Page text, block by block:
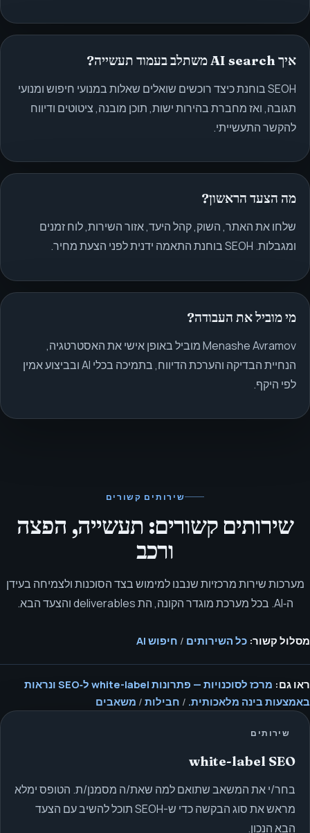
איך AI search משתלב בעמוד תעשייה?
SEOH בוחנת כיצד רוכשים שואלים שאלות במנועי חיפוש ומנועי
תגובה, ואז מחברת בהירות ישות, תוכן מובנה, ציטוטים ודיווח
להקשר התעשייתי.
מה הצעד הראשון?
שלחו את האתר, השוק, קהל היעד, אזור השירות, לוח זמנים
ומגבלות. SEOH בוחנת התאמה ידנית לפני הצעת מחיר.
מי מוביל את העבודה?
Menashe Avramov מוביל באופן אישי את האסטרטגיה,
הנחיית הבדיקה והערכת הדיווח, בתמיכה בכלי AI ובביצוע אמין
לפי היקף.
שירותים קשורים
שירותים קשורים: תעשייה, הפצה
ורכב
מערכות שירות מרכזיות שנבנו למימוש בצד הסוכנות ולצמיחה בעידן
ה‑AI. בכל מערכת מוגדר הקונה, הת deliverables והצעד הבא.
מסלול קשור: כל השירותים / חיפוש AI
ראו גם:
מרכז לסוכנויות — פתרונות white-label ל‑SEO ונראות
באמצעות בינה מלאכותית. / חבילות / משאבים
שירותים
white-label SEO
בחר/י את המשאב שתואם למה שאת/ה מסמנן/ת. הטופס ימלא
מראש את סוג הבקשה כדי ש-SEOH תוכל להשיב עם הצעד
הבא הנכון.